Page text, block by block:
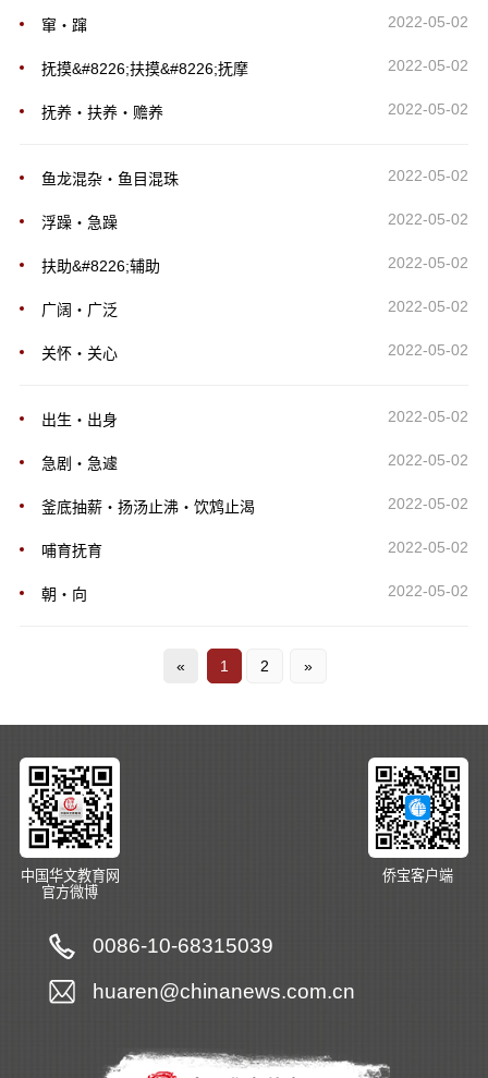
窜・蹿 2022-05-02
抚摸&#8226;扶摸&#8226;抚摩 2022-05-02
抚养・扶养・赡养 2022-05-02
鱼龙混杂・鱼目混珠 2022-05-02
浮躁・急躁 2022-05-02
扶助&#8226;辅助 2022-05-02
广阔・广泛 2022-05-02
关怀・关心 2022-05-02
出生・出身 2022-05-02
急剧・急遽 2022-05-02
釜底抽薪・扬汤止沸・饮鸩止渴 2022-05-02
哺育抚育 2022-05-02
朝・向 2022-05-02
« 1 2 »
中国华文教育网
官方微博
侨宝客户端
0086-10-68315039
huaren@chinanews.com.cn